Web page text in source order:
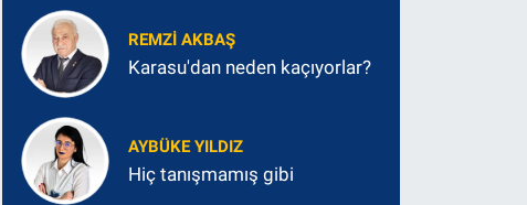
REMZI AKBAŞ
Karasu'dan neden kaçıyorlar?
AYBÜKE YILDIZ
Hiç tanışmamış gibi